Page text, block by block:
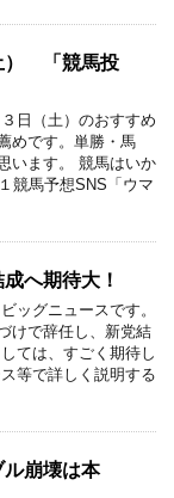
） 「競馬投
日（土）のおすすめ
めです。単勝・馬
います。 競馬はいか
競馬予想SNS「ウマ
へ期待大！
ッグニュースです。
けで辞任し、新党結
ては、すごく期待し
等で詳しく説明する
崩壊は本